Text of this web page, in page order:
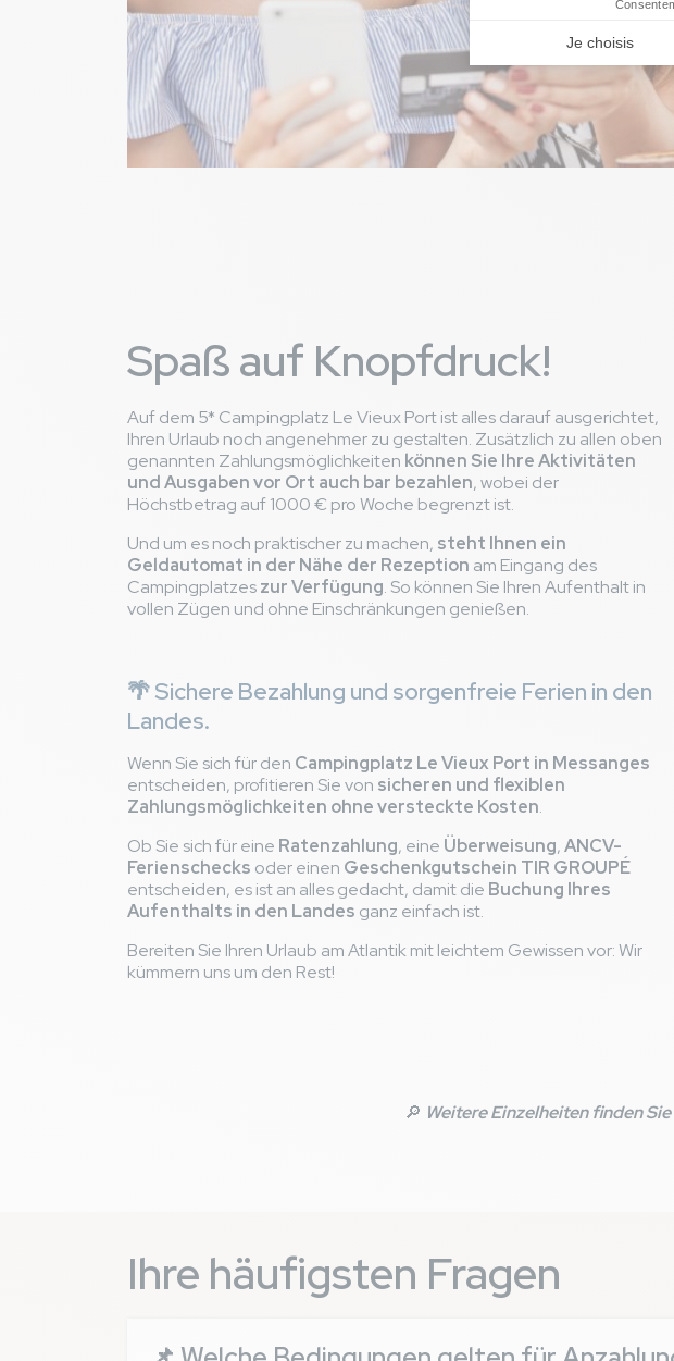
Spaß auf Knopfdruck!
Auf dem 5* Campingplatz Le Vieux Port ist alles darauf ausgerichtet,
Ihren Urlaub noch angenehmer zu gestalten. Zusätzlich zu allen oben
genannten Zahlungsmöglichkeiten können Sie Ihre Aktivitäten
und Ausgaben vor Ort auch bar bezahlen, wobei der
Höchstbetrag auf 1000 € pro Woche begrenzt ist.
Und um es noch praktischer zu machen, steht Ihnen ein
Geldautomat in der Nähe der Rezeption am Eingang des
Campingplatzeszur Verfügung. So können Sie Ihren Aufenthalt in
vollen Zügen und ohne Einschränkungen genießen.
🌴 Sichere Bezahlung und sorgenfreie Ferien in den
Landes.
Wenn Sie sich für den Campingplatz Le Vieux Port in Messanges
entscheiden, profitieren Sie von sicheren und flexiblen
Zahlungsmöglichkeiten ohne versteckte Kosten.
Ob Sie sich für eine Ratenzahlung, eine Überweisung,ANCV-
Ferienschecks oder einen Geschenkgutschein TIR GROUPÉ
entscheiden, es ist an alles gedacht, damit die Buchung Ihres
Aufenthalts in den Landes ganz einfach ist.
Bereiten Sie Ihren Urlaub am Atlantik mit leichtem Gewissen vor: Wir
kümmern uns um den Rest!
🔎 Weitere Einzelheiten finden
Ihre häufigsten Fragen